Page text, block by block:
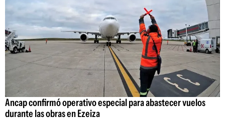
Ancap confirmó operativo especial para abastecer vuelos
durante las obras en Ezeiza